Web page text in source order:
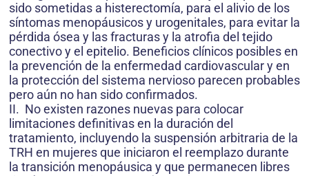
sido sometidas a histerectomía, para el alivio de los
síntomas menopáusicos y urogenitales, para evitar la
pérdida ósea y las fracturas y la atrofia del tejido
conectivo y el epitelio. Beneficios clínicos posibles en
la prevención de la enfermedad cardiovascular y en
la protección del sistema nervioso parecen probables
pero aún no han sido confirmados.
II. No existen razones nuevas para colocar
limitaciones definitivas en la duración del
tratamiento, incluyendo la suspensión arbitraria de la
TRH en mujeres que iniciaron el reemplazo durante
la transición menopáusica y que permanecen libres